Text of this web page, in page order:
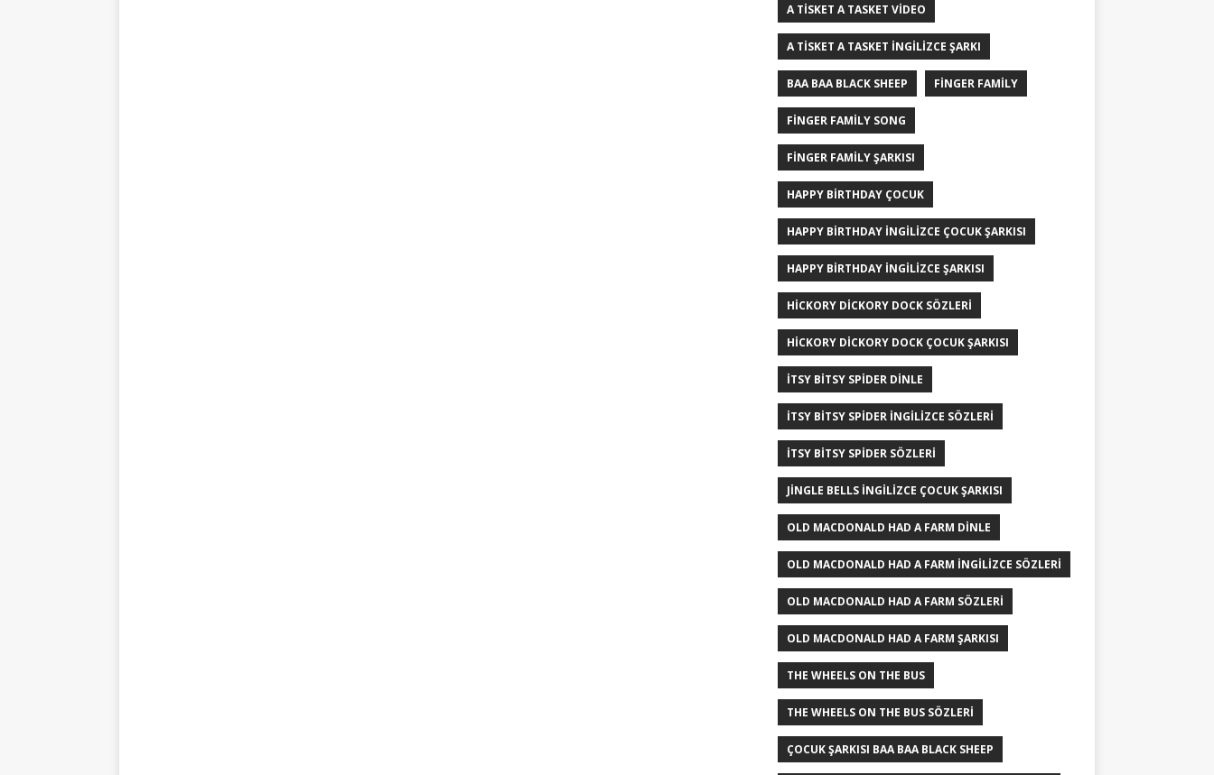
A TISKET A TASKET VIDEO
A TISKET A TASKET İNGILIZCE ŞARKI
BAA BAA BLACK SHEEP FINGER FAMILY
FINGER FAMILY SONG
FINGER FAMILY ŞARKISI
HAPPY BIRTHDAY ÇOCUK
HAPPY BIRTHDAY İNGILIZCE ÇOCUK ŞARKISI
HAPPY BIRTHDAY İNGILIZCE ŞARKISI
HICKORY DICKORY DOCK SÖZLERI
HICKORY DICKORY DOCK ÇOCUK ŞARKISI
ITSY BITSY SPIDER DINLE
ITSY BITSY SPIDER INGILIZCE SÖZLERI
ITSY BITSY SPIDER SÖZLERI
JINGLE BELLS İNGILIZCE ÇOCUK ŞARKISI
OLD MACDONALD HAD A FARM DINLE
OLD MACDONALD HAD A FARM INGILIZCE SÖZLERI
OLD MACDONALD HAD A FARM SÖZLERI
OLD MACDONALD HAD A FARM ŞARKISI
THE WHEELS ON THE BUS
THE WHEELS ON THE BUS SÖZLERI
ÇOCUK ŞARKISI BAA BAA BLACK SHEEP